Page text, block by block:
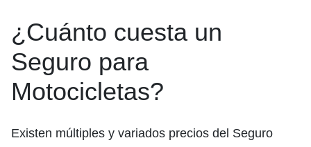
¿Cuánto cuesta un
Seguro para
Motocicletas?
Existen múltiples y variados precios del Seguro